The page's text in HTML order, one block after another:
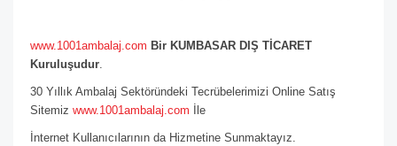
www.1001ambalaj.com Bir KUMBASAR DIŞ TİCARET
Kuruluşudur.
30 Yıllık Ambalaj Sektöründeki Tecrübelerimizi Online Satış
Sitemiz www.1001ambalaj.com İle
İnternet Kullanıcılarının da Hizmetine Sunmaktayız.